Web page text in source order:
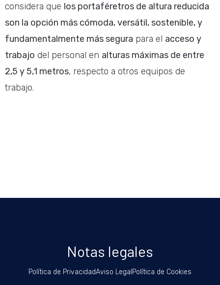
considera que los portaféretros de altura reducida
son la opción más cómoda, versátil, sostenible, y
fundamentalmente más segura para el acceso y
trabajo del personal en alturas máximas de entre
2,5 y 5,1 metros, respecto a otros equipos de
trabajo.
Notas legales
Política de PrivacidadAviso Legal Política de Cookies